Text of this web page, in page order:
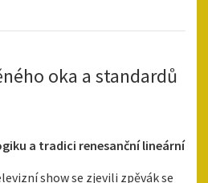
oka a standardů
a tradici renesanční lineární
show se zjevili zpěvák se